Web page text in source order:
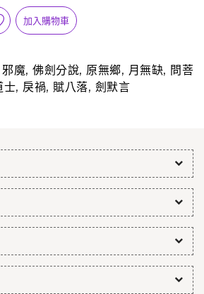
加入購物車
邪魔, 佛劍分說, 原無鄉, 月無缺, 問菩
士, 戾禍, 賦八落, 劍默言